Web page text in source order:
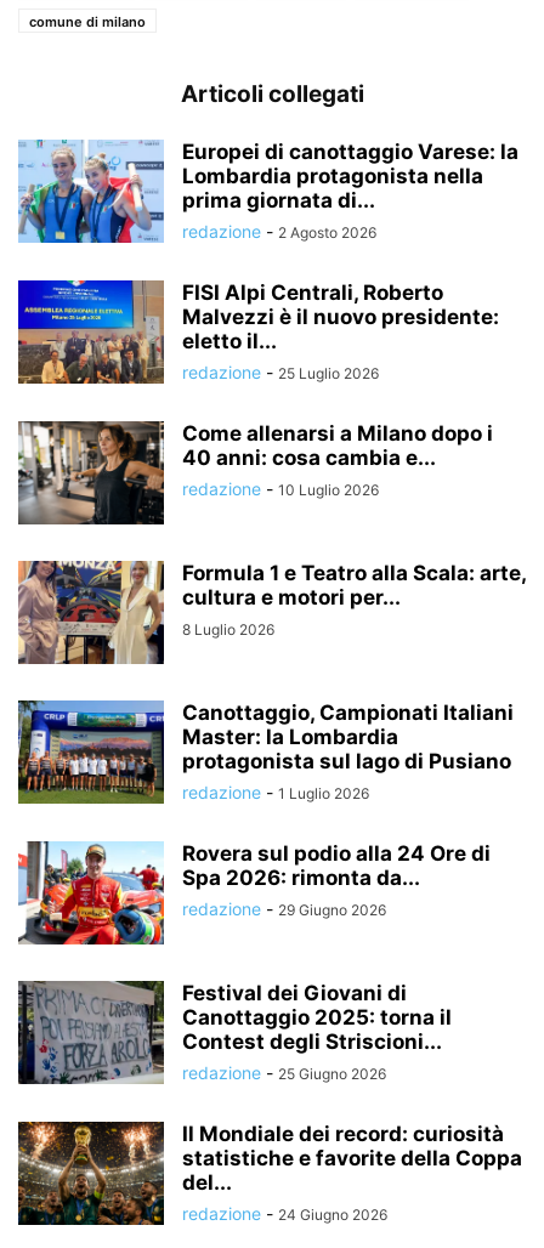
comune di milano
Articoli collegati
Europei di canottaggio Varese: la
Lombardia protagonista nella
prima giornata di...
redazione - 2 Agosto 2026
FISI Alpi Centrali, Roberto
Malvezzi è il nuovo presidente:
eletto il...
redazione - 25 Luglio 2026
Come allenarsi a Milano dopo i
40 anni: cosa cambia e...
redazione - 10 Luglio 2026
Formula 1 e Teatro alla Scala: arte,
cultura e motori per...
8 Luglio 2026
Canottaggio, Campionati Italiani
Master: la Lombardia
protagonista sul lago di Pusiano
redazione - 1 Luglio 2026
Rovera sul podio alla 24 Ore di
Spa 2026: rimonta da...
redazione - 29 Giugno 2026
Festival dei Giovani di
Canottaggio 2025: torna il
Contest degli Striscioni...
redazione - 25 Giugno 2026
Il Mondiale dei record: curiosità
statistiche e favorite della Coppa
del...
redazione - 24 Giugno 2026